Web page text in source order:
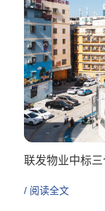
联发物业中标三
/ 阅读全文